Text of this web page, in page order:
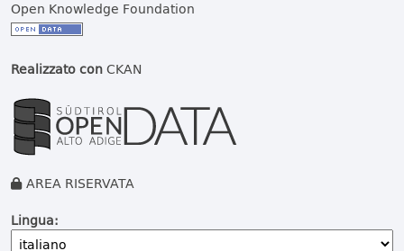
Open Knowledge Foundation
Realizzato conCKAN
AREA RISERVATA
Lingua